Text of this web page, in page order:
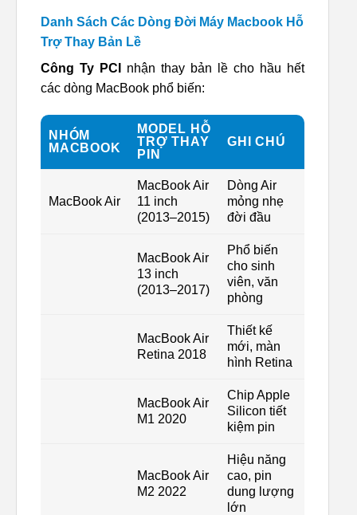
Danh Sách Các Dòng Đời Máy Macbook Hỗ
Trợ Thay Bản Lề
Công Ty PCI
nhận thay bản lề cho hầu hết
các dòng MacBook phổ biến:
NHÓM
MACBOOK
MODEL HỖ
TRỢ THAY
PIN
GHI CHÚ
MacBook Air
MacBook Air
11 inch
(2013–2015)
Dòng Air
mỏng nhẹ
đời đầu
MacBook Air
13 inch
(2013–2017)
Phổ biến
cho sinh
viên, văn
phòng
MacBook Air
Retina 2018
Thiết kế
mới, màn
hình Retina
MacBook Air
M1 2020
Chip Apple
Silicon tiết
kiệm pin
MacBook Air
M2 2022
Hiệu năng
cao, pin
dung lượng
lớn